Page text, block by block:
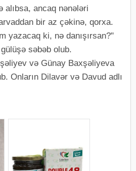
alıbsa, ancaq nənələri
bir az çəkinə, qorxa.
yazacaq ki, nə danışırsan?"
səbəb olub.
və Günay Baxşəliyeva
Onların Dilavər və Davud adlı